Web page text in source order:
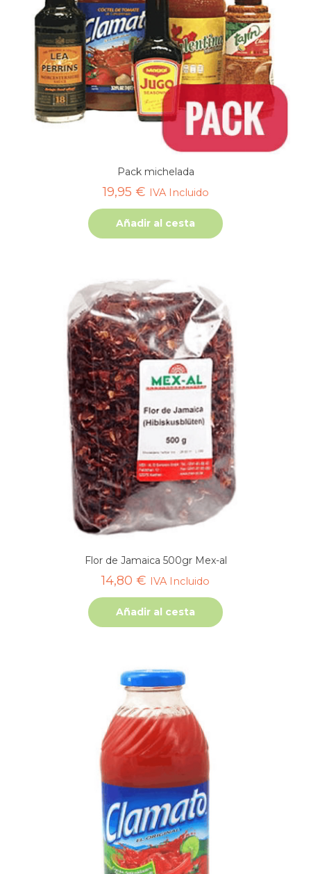
Pack michelada
19,95 € IVA Incluido
Añadir al cesta
Flor de Jamaica 500gr Mex-al
14,80 € IVA Incluido
Añadir al cesta